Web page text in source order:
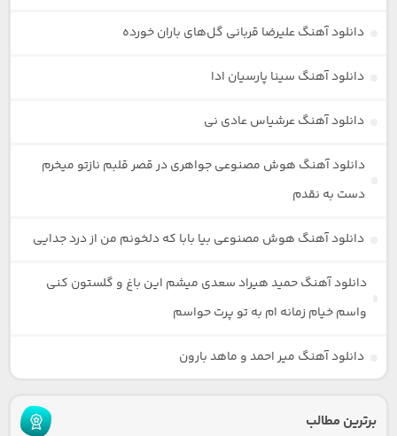
دانلود آهنگ علیرضا قربانی گل‌های باران خورده
دانلود آهنگ سینا پارسیان ادا
دانلود آهنگ عرشیاس عادی نی
دانلود آهنگ هوش مصنوعی جواهری در قصر قلبم نازتو میخرم
دست به نقدم
دانلود آهنگ هوش مصنوعی بیا بابا که دلخونم من از درد جدایی
دانلود آهنگ حمید هیراد سعدی میشم این باغ و گلستون کنی
واسم خیام زمانه ام به تو پرت حواسم
دانلود آهنگ میر احمد و ماهد بارون
برترین مطالب